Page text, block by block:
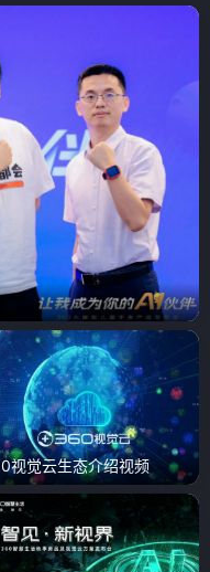
视觉云生态介绍视频